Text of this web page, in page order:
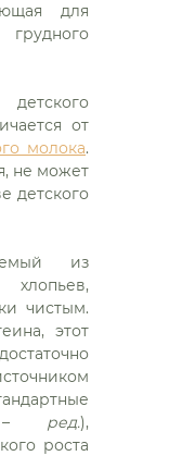
для
от
молока.
не может
детского
из
чистым.
этот
– ред.),
роста